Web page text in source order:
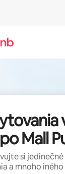
Mall
si
a mnoho